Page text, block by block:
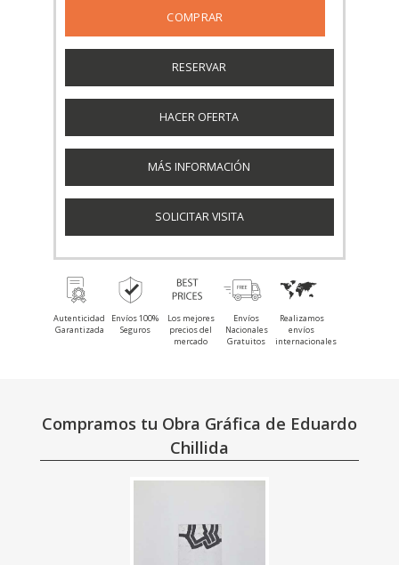
RESERVAR
HACER OFERTA
MÁS INFORMACIÓN
SOLICITAR VISITA
Autenticidad
Garantizada
Envíos 100%
Seguros
Los mejores
precios del
mercado
Envíos
Nacionales
Gratuitos
Realizamos
envíos
internacionales
Compramos tu Obra Gráfica de Eduardo
Chillida